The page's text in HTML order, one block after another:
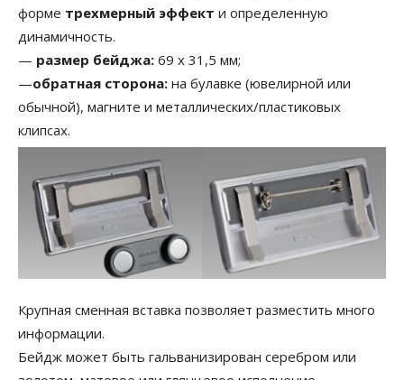
форме трехмерный эффект и определенную
динамичность.
— размер бейджа: 69 х 31,5 мм;
—обратная сторона: на булавке (ювелирной или
обычной), магните и металлических/пластиковых
клипсах.
Крупная сменная вставка позволяет разместить много
информации.
Бейдж может быть гальванизирован серебром или